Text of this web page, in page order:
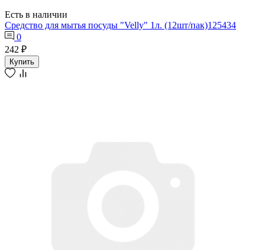
Есть в наличии
Средство для мытья посуды "Velly" 1л. (12шт/пак)125434
0
242 ₽
Купить